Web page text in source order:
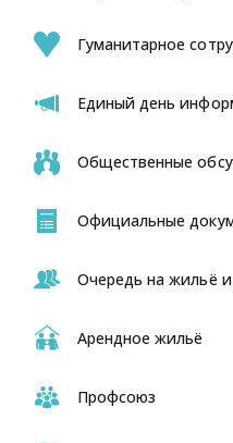
Гуманитарное
Единый день
Общественные
Официальные
Очередь на жильё
Арендное жильё
Профсоюз